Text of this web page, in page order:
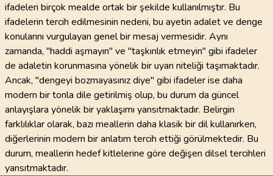
ifadeleri birçok mealde ortak bir şekilde kullanılmıştır. Bu
ifadelerin tercih edilmesinin nedeni, bu ayetin adalet ve denge
konularını vurgulayan genel bir mesaj vermesidir. Aynı
zamanda, "haddi aşmayın" ve "taşkınlık etmeyin" gibi ifadeler
de adaletin korunmasına yönelik bir uyarı niteliği taşımaktadır.
Ancak, "dengeyi bozmayasınız diye" gibi ifadeler ise daha
modern bir tonla dile getirilmiş olup, bu durum da güncel
anlayışlara yönelik bir yaklaşımı yansıtmaktadır. Belirgin
farklılıklar olarak, bazı meallerin daha klasik bir dil kullanırken,
diğerlerinin modern bir anlatım tercih ettiği görülmektedir. Bu
durum, meallerin hedef kitlelerine göre değişen dilsel tercihleri
yansıtmaktadır.